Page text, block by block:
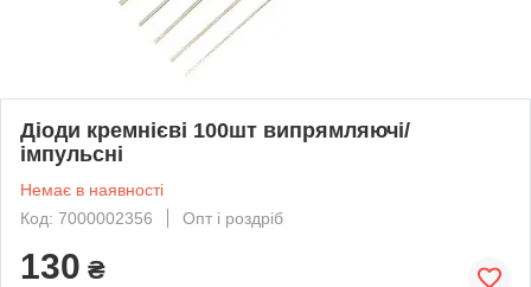
Діоди кремнієві 100шт випрямляючі/
імпульсні
Немає в наявності
Код: 7000002356
Опт і роздріб
130 ₴